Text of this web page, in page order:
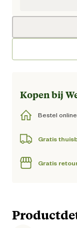
Kopen bij
Bestel
Gratis
Gratis